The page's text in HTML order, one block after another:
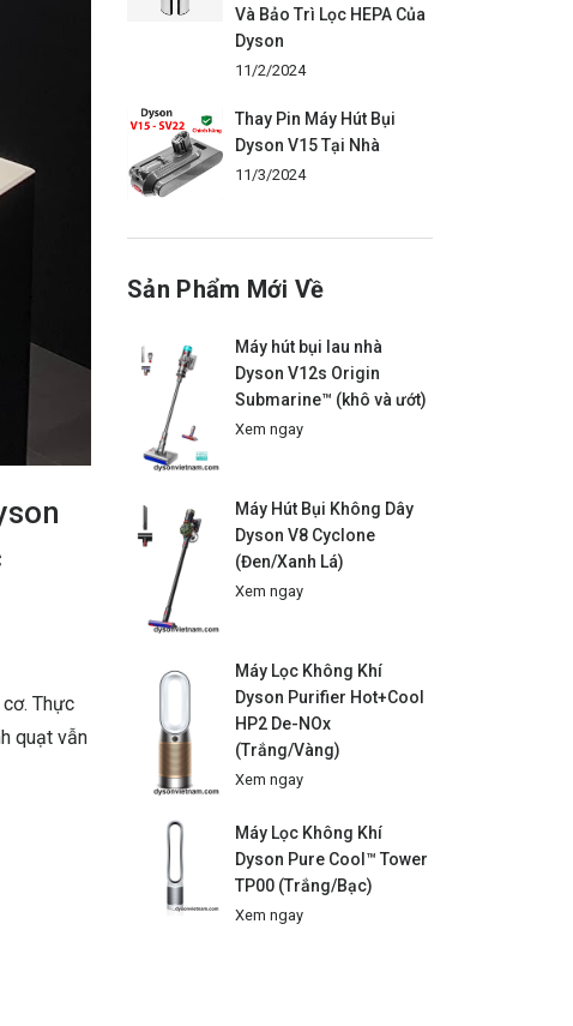
gian sớm nhất
Thực
quạt vẫn
Và Bảo Trì Lọc HEPA Của
Dyson
11/2/2024
Thay Pin Máy Hút Bụi
Dyson V15 Tại Nhà
11/3/2024
Sản Phẩm Mới Về
Máy hút bụi lau nhà
Dyson V12s Origin
Submarine™ (khô và ướt)
Xem ngay
Máy Hút Bụi Không Dây
Dyson V8 Cyclone
(Đen/Xanh Lá)
Xem ngay
Máy Lọc Không Khí
Dyson Purifier Hot+Cool
HP2 De-NOx
(Trắng/Vàng)
Xem ngay
Máy Lọc Không Khí
Dyson Pure Cool™ Tower
TP00 (Trắng/Bạc)
Xem ngay